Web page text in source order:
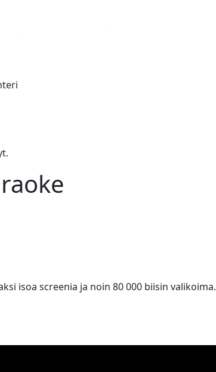
isoa screenia ja noin 80 000 biisin valikoima.